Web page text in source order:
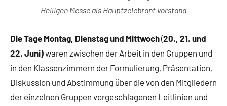
Heiligen Messe als Hauptzelebrant vorstand
Die Tage Montag, Dienstag und Mittwoch(20., 21. und
22. Juni)waren zwischen der Arbeit in den Gruppen und
in den Klassenzimmern der Formulierung, Präsentation,
Diskussion und Abstimmung über die von den Mitgliedern
der einzelnen Gruppen vorgeschlagenen Leitlinien und